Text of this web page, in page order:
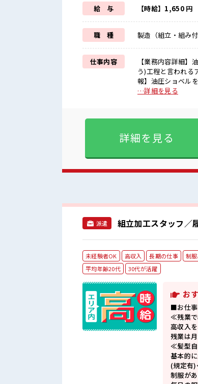
給 与 【時給】1,650 円
職 種 製造（組立・組み付
仕事内容
【業務内容詳細】
う)工程と言われる
報】油圧ショベルをは
ぎたい人向け≫ 高
するのは不安だけ
指していきまし
■職場の雰囲気 髪
…詳細を見る
詳細を見る
派遣 組立加工スタッフ／
未経験者OK 高収入 長期の仕事 制
平均年齢20代
30代が活躍
お
■お仕事
≪残業
高収入
残業は
≪髪型
基本的
(規定有
制服があ